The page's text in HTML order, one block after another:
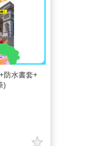
防水書套+
)